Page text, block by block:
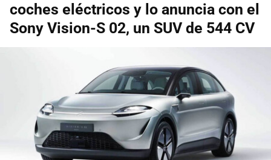
coches eléctricos y lo anuncia con el
Sony Vision-S 02, un SUV de 544 CV